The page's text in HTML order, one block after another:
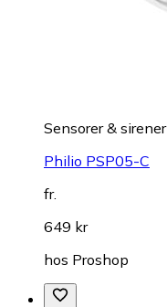
Sensorer & sirener
Philio PSP05-C
fr.
649 kr
hos Proshop